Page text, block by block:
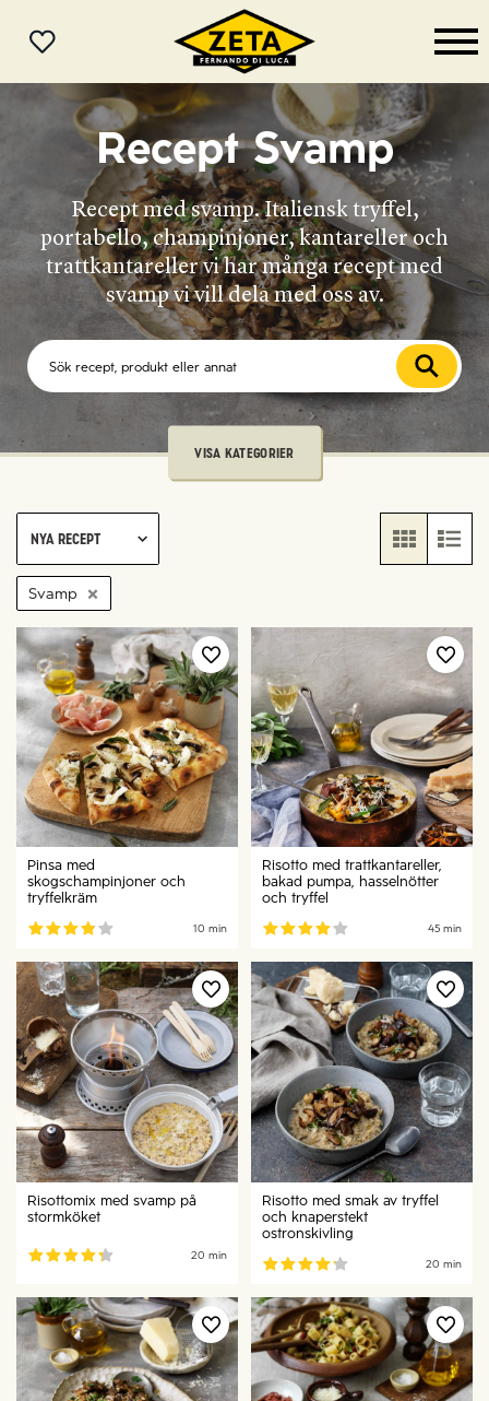
MENY
Recept Svamp
Recept med svamp. Italiensk tryffel,
portabello, champinjoner, kantareller och
trattkantareller vi har många recept med
svamp vi vill dela med oss av.
VISA KATEGORIER
Nya recept
Svamp
Pinsa med
skogschampinjoner och
tryffelkräm
10 min
Risotto med trattkantareller,
bakad pumpa, hasselnötter
och tryffel
45 min
Risottomix med svamp på
stormköket
20 min
Risotto med smak av tryffel
och knaperstekt
ostronskivling
20 min